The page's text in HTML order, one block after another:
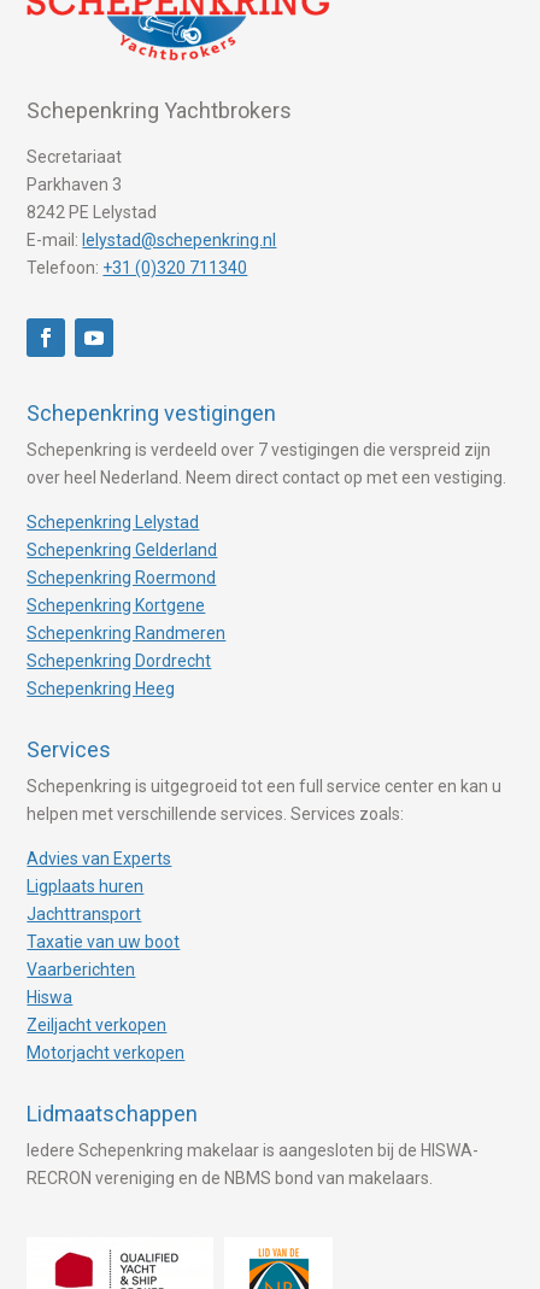
Schepenkring Yachtbrokers
Secretariaat
Parkhaven 3
8242 PE Lelystad
E-mail: lelystad@schepenkring.nl
Telefoon: +31 (0)320 711340
Schepenkring vestigingen
Schepenkring is verdeeld over 7 vestigingen die verspreid zijn
over heel Nederland. Neem direct contact op met een vestiging.
Schepenkring Lelystad
Schepenkring Gelderland
Schepenkring Roermond
Schepenkring Kortgene
Schepenkring Randmeren
Schepenkring Dordrecht
Schepenkring Heeg
Services
Schepenkring is uitgegroeid tot een full service center en kan u
helpen met verschillende services. Services zoals:
Advies van Experts
Ligplaats huren
Jachttransport
Taxatie van uw boot
Vaarberichten
Hiswa
Zeiljacht verkopen
Motorjacht verkopen
Lidmaatschappen
Iedere Schepenkring makelaar is aangesloten bij de HISWA-
RECRON vereniging en de NBMS bond van makelaars.